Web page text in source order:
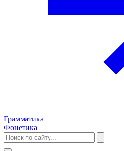
Грамматика
Фонетика